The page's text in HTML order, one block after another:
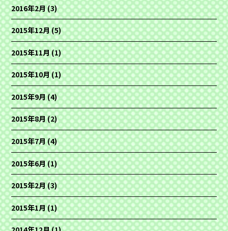
2016年2月(3)
2015年12月(5)
2015年11月(1)
2015年10月(1)
2015年9月(4)
2015年8月(2)
2015年7月(4)
2015年6月(1)
2015年2月(3)
2015年1月(1)